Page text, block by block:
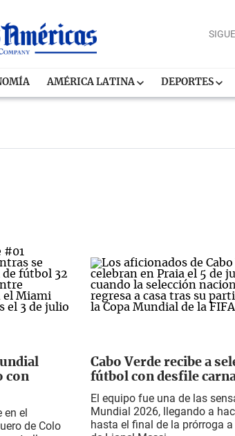
AMÉRICA LATINA DEPORTES
con
en el
de Colo
Cabo Verde recibe a
fútbol con desfile
El equipo fue una de las
Mundial 2026, llegando a
hasta el final de la prórroga